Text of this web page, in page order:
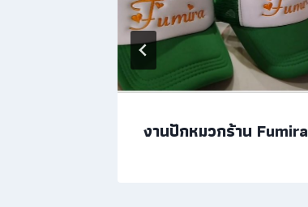
งานปักหมวกร้าน Fumira